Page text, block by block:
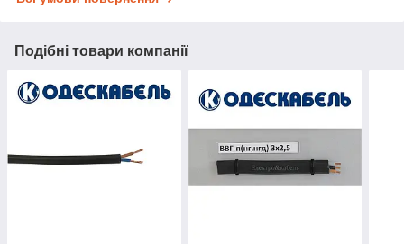
Подібні товари компанії